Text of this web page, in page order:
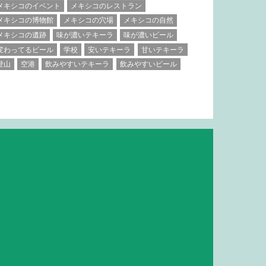
キシコのイベント
メキシコのレストラン
キシコの博物館
メキシコの穴場
メキシコの自然
キシコの遺跡
味が濃いテキーラ
味が濃いビール
わってるビール
学校 安いテキーラ
甘いテキーラ
山
空港 飲みやすいテキーラ 飲みやすいビール